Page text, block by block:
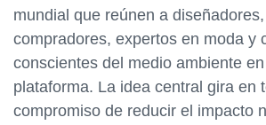
mundial que reúnen a
compradores, expertos en moda y
conscientes del medio ambiente
plataforma. La idea central gira en
compromiso de reducir el impacto